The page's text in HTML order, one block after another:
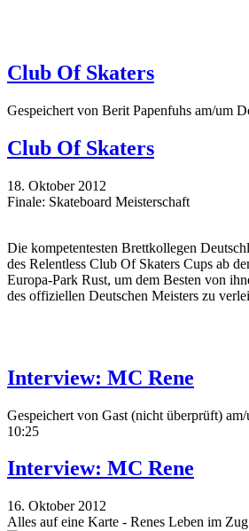
Club Of Skaters
Gespeichert von Berit Papenfuhs am/um
Club Of Skaters
18. Oktober 2012
Finale: Skateboard Meisterschaft
Die kompetentesten Brettkollegen
des Relentless Club Of Skaters Cups ab
Europa-Park Rust, um dem Besten von
des offiziellen Deutschen Meisters zu
Interview: MC Rene
Gespeichert von Gast (nicht überprüft)
10:25
Interview: MC Rene
16. Oktober 2012
Alles auf eine Karte - Renes Leben im Zug